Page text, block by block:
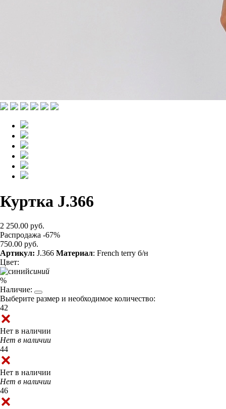
Куртка J.366
2 250.00 руб.
Распродажа -67%
750.00 руб.
Артикул: J.366 Материал: French terry б/н
Цвет:
синий
%
Наличие:
Выберите размер и необходимое количество:
42
Нет в наличии
Нет в наличии
44
Нет в наличии
Нет в наличии
46